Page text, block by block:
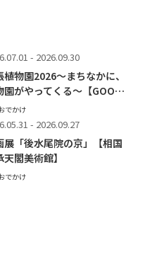
- 2026.09.30
植物園2026～まちなかに、
園がやってくる～【GOO…
でかけ
- 2026.09.27
展「後水尾院の京」【相国
天閣美術館】
でかけ